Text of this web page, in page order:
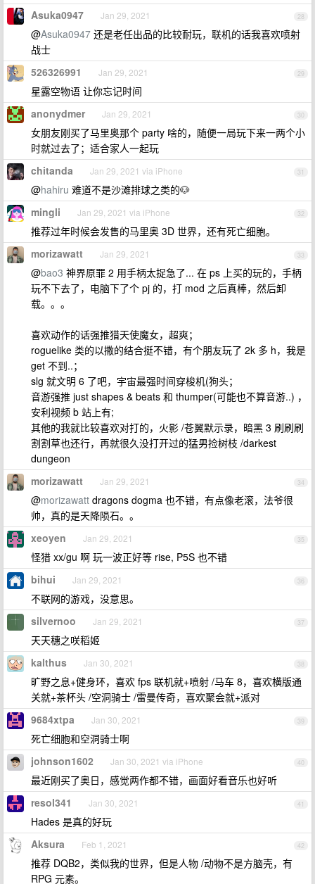
28
Asuka0947 Jan 29, 2021
@Asuka0947 还是老任出品的比较耐玩，联机的话我喜欢喷射
战士
29
526326991 Jan 29, 2021
星露空物语 让你忘记时间
30
anonydmer Jan 29, 2021
女朋友刚买了马里奥那个 party 啥的，随便一局玩下来一两个小
时就过去了；适合家人一起玩
31
chitanda Jan 29, 2021 via iPhone
@hahiru 难道不是沙滩排球之类的🐶
32
mingli Jan 29, 2021 via iPhone
推荐过年时候会发售的马里奥 3D 世界，还有死亡细胞。
33
morizawatt Jan 29, 2021
@bao3 神界原罪 2 用手柄太捉急了... 在 ps 上买的玩的，手柄
玩不下去了，电脑下了个 pj 的，打 mod 之后真棒，然后卸
载。。。
喜欢动作的话强推猎天使魔女，超爽；
roguelike 类的以撒的结合挺不错，有个朋友玩了 2k 多 h，我是
get 不到..；
slg 就文明 6 了吧，宇宙最强时间穿梭机(狗头；
音游强推 just shapes & beats 和 thumper(可能也不算音游..) ，
安利视频 b 站上有;
其他的我就比较喜欢对打的，火影 /苍翼默示录，暗黑 3 刷刷刷
割割草也还行，再就很久没打开过的猛男捡树枝 /darkest
dungeon
34
morizawatt Jan 29, 2021
@morizawatt dragons dogma 也不错，有点像老滚，法爷很
帅，真的是天降陨石。。
35
xeoyen Jan 29, 2021
怪猎 xx/gu 啊 玩一波正好等 rise, P5S 也不错
36
bihui Jan 29, 2021
不联网的游戏，没意思。
37
silvernoo Jan 29, 2021
天天穗之咲稻姬
38
kalthus Jan 30, 2021
旷野之息+健身环，喜欢 fps 联机就+喷射 /马车 8，喜欢横版通
关就+茶杯头 /空洞骑士 /雷曼传奇，喜欢聚会就+派对
39
9684xtpa Jan 30, 2021
死亡细胞和空洞骑士啊
40
johnson1602 Jan 30, 2021 via iPhone
最近刚买了奥日，感觉两作都不错，画面好看音乐也好听
41
resol341 Jan 30, 2021
Hades 是真的好玩
42
Aksura Feb 1, 2021
推荐 DQB2，类似我的世界，但是人物 /动物不是方脑壳，有
RPG 元素。